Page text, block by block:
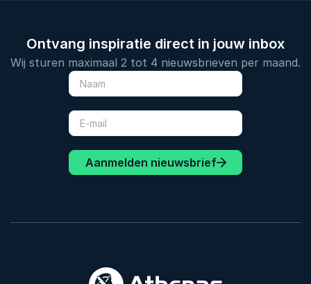
Ontvang inspiratie direct in jouw inbox
Wij sturen maximaal 2 tot 4 nieuwsbrieven per maand.
Aanmelden nieuwsbrief